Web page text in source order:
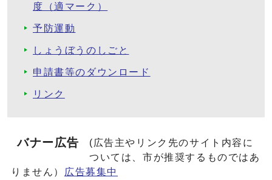
度（適マーク）
予防運動
しょうぼうのしごと
申請書等のダウンロード
リンク
バナー広告
(広告主やリンク先のサイト内容に
ついては、市が推奨するものではあ
りません）
広告募集中